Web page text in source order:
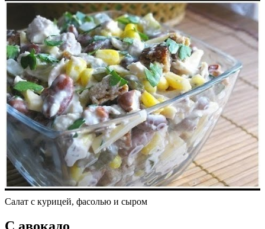
Салат с курицей, фасолью и сыром